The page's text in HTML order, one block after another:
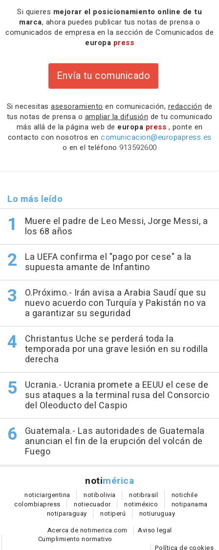
Si quieres mejorar el posicionamiento online de tu
marca, ahora puedes publicar tus notas de prensa o
comunicados de empresa en la sección de Comunicados de
europa press
Envía tu comunicado
Si necesitas asesoramiento en comunicación, redacción de
tus notas de prensa o ampliar la difusión de tu comunicado
más allá de la página web de europa press , ponte en
contacto con nosotros en comunicacion@europapress.es
o en el teléfono 913592600
Lo más leído
Muere el padre de Leo Messi, Jorge Messi, a
los 68 años
La UEFA confirma el "pago por cese" a la
supuesta amante de Infantino
O.Próximo.- Irán avisa a Arabia Saudí que su
nuevo acuerdo con Turquía y Pakistán no va
a garantizar su seguridad
Christantus Uche se perderá toda la
temporada por una grave lesión en su rodilla
derecha
Ucrania.- Ucrania promete a EEUU el cese de
sus ataques a la terminal rusa del Consorcio
del Oleoducto del Caspio
Guatemala.- Las autoridades de Guatemala
anuncian el fin de la erupción del volcán de
Fuego
notimérica
noticiargentina notibolivia notibrasil notichile
colombiapress notiecuador notiméxico notipanama
notiparaguay notiperú notiuruguay
Acerca de notimerica.com
Aviso legal
Cumplimiento normativo
Política de cookies